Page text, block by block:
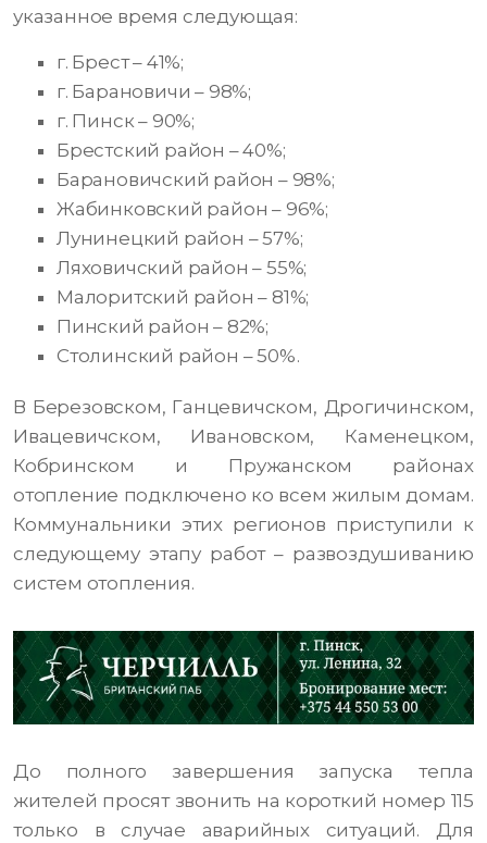
указанное время следующая:
г. Брест – 41%;
г. Барановичи – 98%;
г. Пинск – 90%;
Брестский район – 40%;
Барановичский район – 98%;
Жабинковский район – 96%;
Лунинецкий район – 57%;
Ляховичский район – 55%;
Малоритский район – 81%;
Пинский район – 82%;
Столинский район – 50%.
В Березовском, Ганцевичском, Дрогичинском,
Ивацевичском, Ивановском, Каменецком,
Кобринском и Пружанском районах
отопление подключено ко всем жилым домам.
Коммунальники этих регионов приступили к
следующему этапу работ – развоздушиванию
систем отопления.
До полного завершения запуска тепла
жителей просят звонить на короткий номер 115
только в случае аварийных ситуаций. Для